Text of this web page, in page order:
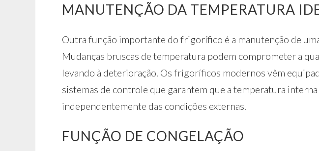
MANUTENÇÃO DA TEMPERATURA
Outra função importante do frigorífico é a manutenção de
Mudanças bruscas de temperatura podem comprometer a
levando à deterioração. Os frigoríficos modernos vêm
sistemas de controle que garantem que a temperatura
independentemente das condições externas.
FUNÇÃO DE CONGELAÇÃO